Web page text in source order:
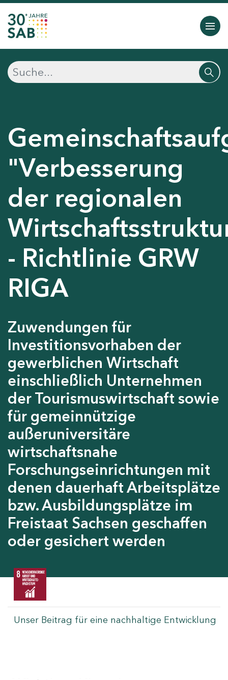
"Verbesserung
der regionalen
- Richtlinie GRW
RIGA
Zuwendungen für
Investitionsvorhaben der
gewerblichen Wirtschaft
einschließlich Unternehmen
der Tourismuswirtschaft sowie
für gemeinnützige
außeruniversitäre
wirtschaftsnahe
Forschungseinrichtungen mit
denen dauerhaft Arbeitsplätze
bzw. Ausbildungsplätze im
Freistaat Sachsen geschaffen
oder gesichert werden
Unser Beitrag für eine nachhaltige Entwicklung